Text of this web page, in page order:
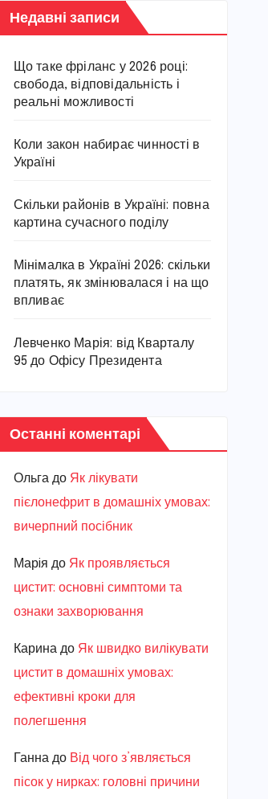
Недавні записи
Що таке фріланс у 2026 році:
свобода, відповідальність і
реальні можливості
Коли закон набирає чинності в
Україні
Скільки районів в Україні: повна
картина сучасного поділу
Мінімалка в Україні 2026: скільки
платять, як змінювалася і на що
впливає
Левченко Марія: від Кварталу
95 до Офісу Президента
Останні коментарі
Ольгадо Як лікувати
пієлонефрит в домашніх умовах:
вичерпний посібник
Марiя до Як проявляється
цистит: основні симптоми та
ознаки захворювання
Каринадо Як швидко вилікувати
цистит в домашніх умовах:
ефективні кроки для
полегшення
Ганнадо Від чого з’являється
пісок у нирках: головні причини